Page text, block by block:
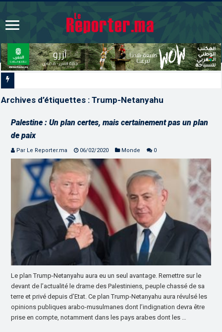
Archives d’étiquettes :Trump-Netanyahu
Palestine : Un plan certes, mais certainement pas un plan
de paix
Par Le Reporter.ma 06/02/2020 Monde 0
Le plan Trump-Netanyahu aura eu un seul avantage. Remettre sur le
devant de l’actualité le drame des Palestiniens, peuple chassé de sa
terre et privé depuis d’Etat. Ce plan Trump-Netanyahu aura révulsé les
opinions publiques arabo-musulmanes dont l’indignation devra être
prise en compte, notamment dans les pays arabes dont les …